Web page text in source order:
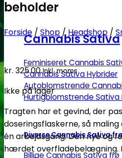
Cannabis Sativa
Feminiseret Cannabis
Cannabis Sativa Hybrider
Autoblomstrende
Hurtigblomstrende Sativa
Diverse Cannabis Sativa frø
Billige Cannabis Sativa frø
beholder
Forside / Shop / Headshop /
kr. 325.00 Inkl. moms
Ikke på lager
Tragten har et gevind, der
doseringsflaskerne, så
én arbejdsgang. Den nye og
hærdet overfladebelægning.